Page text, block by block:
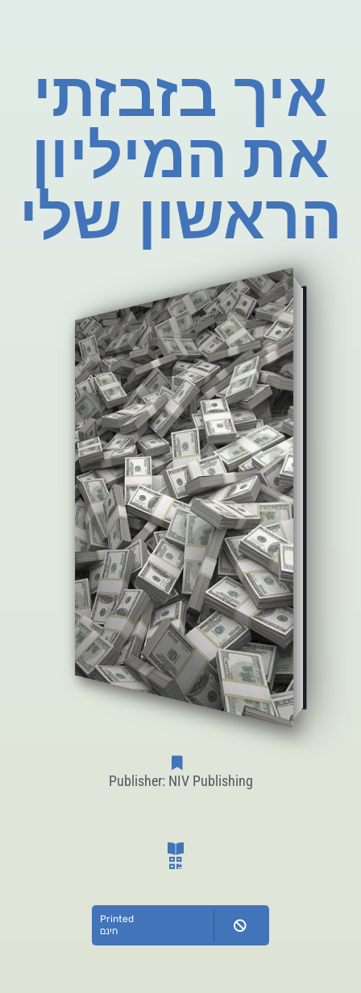
איך בזבזתי
את המיליון
הראשון שלי
Publisher: NIV Publishing
Printed
חינם